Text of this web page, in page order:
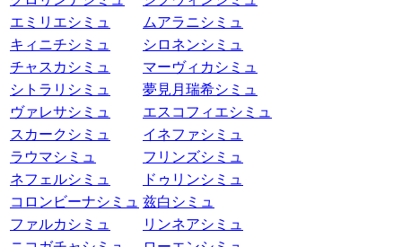
エミリエシミュ
ムアラニシミュ
キィニチシミュ
シロネンシミュ
チャスカシミュ
マーヴィカシミュ
シトラリシミュ
夢見月瑞希シミュ
ヴァレサシミュ
エスコフィエシミュ
スカークシミュ
イネファシミュ
ラウマシミュ
フリンズシミュ
ネフェルシミュ
ドゥリンシミュ
コロンビーナシミュ 兹白シミュ
ファルカシミュ
リンネアシミュ